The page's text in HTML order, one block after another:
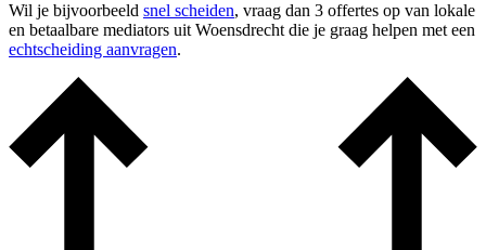
Wil je bijvoorbeeld snel scheiden, vraag dan 3 offertes op van lokale
en betaalbare mediators uit Woensdrecht die je graag helpen met een
echtscheiding aanvragen.